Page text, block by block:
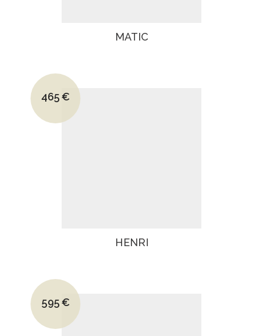
MATIC
Le prix initial était : 640€.
465€
Le prix actuel est : 465€.
HENRI
Le prix initial était : 830€.
595€
Le prix actuel est : 595€.